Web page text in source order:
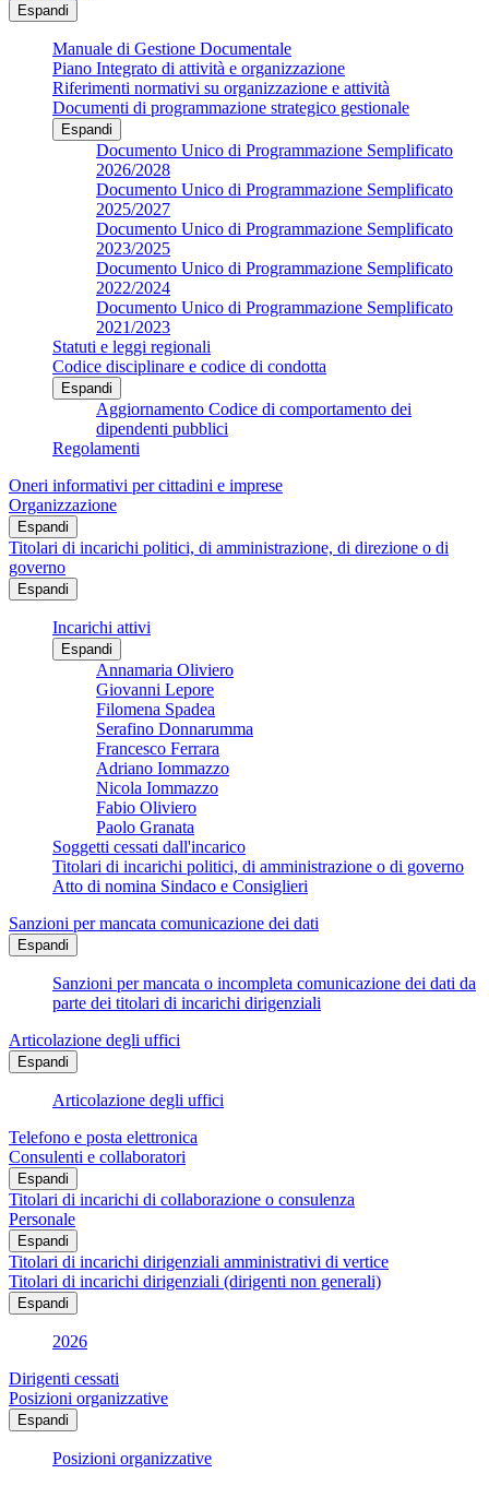
Espandi
Manuale di Gestione Documentale
Piano Integrato di attività e organizzazione
Riferimenti normativi su organizzazione e attività
Documenti di programmazione strategico gestionale
Espandi
Documento Unico di Programmazione Semplificato
2026/2028
Documento Unico di Programmazione Semplificato
2025/2027
Documento Unico di Programmazione Semplificato
2023/2025
Documento Unico di Programmazione Semplificato
2022/2024
Documento Unico di Programmazione Semplificato
2021/2023
Statuti e leggi regionali
Codice disciplinare e codice di condotta
Espandi
Aggiornamento Codice di comportamento dei
dipendenti pubblici
Regolamenti
Oneri informativi per cittadini e imprese
Organizzazione
Espandi
Titolari di incarichi politici, di amministrazione, di direzione o di
governo
Espandi
Incarichi attivi
Espandi
Annamaria Oliviero
Giovanni Lepore
Filomena Spadea
Serafino Donnarumma
Francesco Ferrara
Adriano Iommazzo
Nicola Iommazzo
Fabio Oliviero
Paolo Granata
Soggetti cessati dall'incarico
Titolari di incarichi politici, di amministrazione o di governo
Atto di nomina Sindaco e Consiglieri
Sanzioni per mancata comunicazione dei dati
Espandi
Sanzioni per mancata o incompleta comunicazione dei dati da
parte dei titolari di incarichi dirigenziali
Articolazione degli uffici
Espandi
Articolazione degli uffici
Telefono e posta elettronica
Consulenti e collaboratori
Espandi
Titolari di incarichi di collaborazione o consulenza
Personale
Espandi
Titolari di incarichi dirigenziali amministrativi di vertice
Titolari di incarichi dirigenziali (dirigenti non generali)
Espandi
2026
Dirigenti cessati
Posizioni organizzative
Espandi
Posizioni organizzative